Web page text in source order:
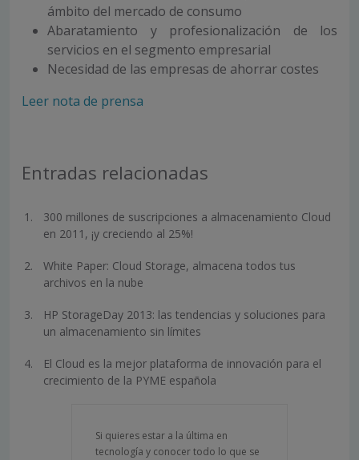
ámbito del mercado de consumo
Abaratamiento y profesionalización de los
servicios en el segmento empresarial
Necesidad de las empresas de ahorrar costes
Leer nota de prensa
Entradas relacionadas
300 millones de suscripciones a almacenamiento Cloud
en 2011, ¡y creciendo al 25%!
White Paper: Cloud Storage, almacena todos tus
archivos en la nube
HP StorageDay 2013: las tendencias y soluciones para
un almacenamiento sin límites
El Cloud es la mejor plataforma de innovación para el
crecimiento de la PYME española
Si quieres estar a la última en
tecnología y conocer todo lo que se